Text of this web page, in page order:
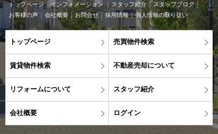
トップページ インフォメーション スタッフ紹介
スタッフブログ
お客様の声
会社概要 お問合せ 採用情報 個人情報の取り扱い
トップページ 売買物件検索
賃貸物件検索 不動産売却について
リフォームについて スタッフ紹介
会社概要 ログイン